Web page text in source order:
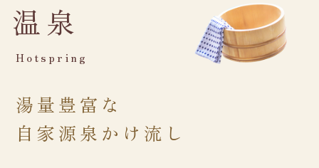
温泉
Hotspring
湯量豊富な
自家源泉かけ流し